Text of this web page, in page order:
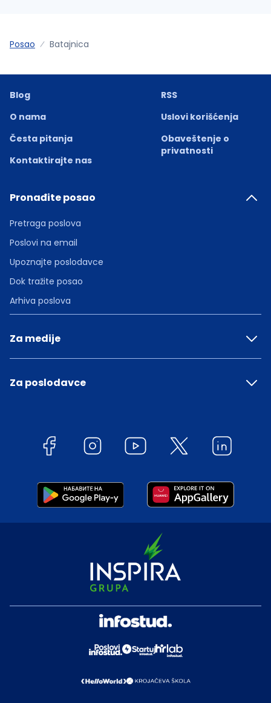
Posao Batajnica
Blog
O nama
Česta pitanja
Kontaktirajte nas
RSS
Uslovi korišćenja
Obaveštenje o
privatnosti
Pronađite posao
Pretraga poslova
Poslovi na email
Upoznajte poslodavce
Dok tražite posao
Arhiva poslova
Za medije
Za poslodavce